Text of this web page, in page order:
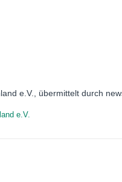
e.V., übermittelt durch
e.V.